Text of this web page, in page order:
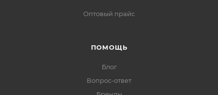
Оптовый прайс
ПОМОЩЬ
Блог
Вопрос-ответ